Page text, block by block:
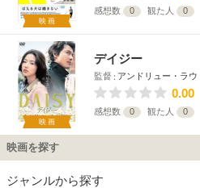
映画
感想数 0 観た人 0
映画
デイジー
監督 アンドリュー・ラウ
0.00
感想数 0 観た人 0
映画を探す
ジャンルから探す